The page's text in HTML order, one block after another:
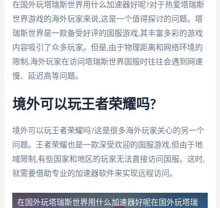
在国外玩塔瑞斯世界用什么加速器好呢?对于热爱塔瑞斯
世界游戏的海外玩家来说,这是一个值得探讨的问题。塔
瑞斯世界是一款备受好评的国服游戏,其丰富多彩的游戏
内容吸引了众多玩家。但是,由于物理距离和网络环境的
限制,海外玩家在访问塔瑞斯世界国服时往往会遇到网速
慢、延迟高等问题。
境外可以玩王者荣耀吗?
境外可以玩王者荣耀吗?这是很多海外玩家关心的另一个
问题。王者荣耀也是一款深受欢迎的国服游戏,但由于地
域限制,有些国家和地区的玩家无法直接访问国服。这时,
就需要借助专业的加速器软件来实现远程访问。
在国外玩塔瑞斯世界用什么加速器好呢在国外玩塔瑞